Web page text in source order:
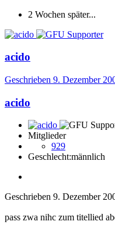
2 Wochen später...
acido
Geschrieben 9. Dezember
acido
Mitglieder
929
Geschlecht:männlich
Geschrieben 9. Dezember
pass zwa nihc zum titellied